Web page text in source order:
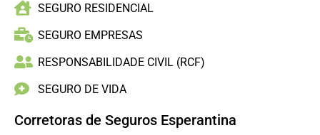
SEGURO RESIDENCIAL
SEGURO EMPRESAS
RESPONSABILIDADE CIVIL (RCF)
SEGURO DE VIDA
Corretoras de Seguros Esperantina